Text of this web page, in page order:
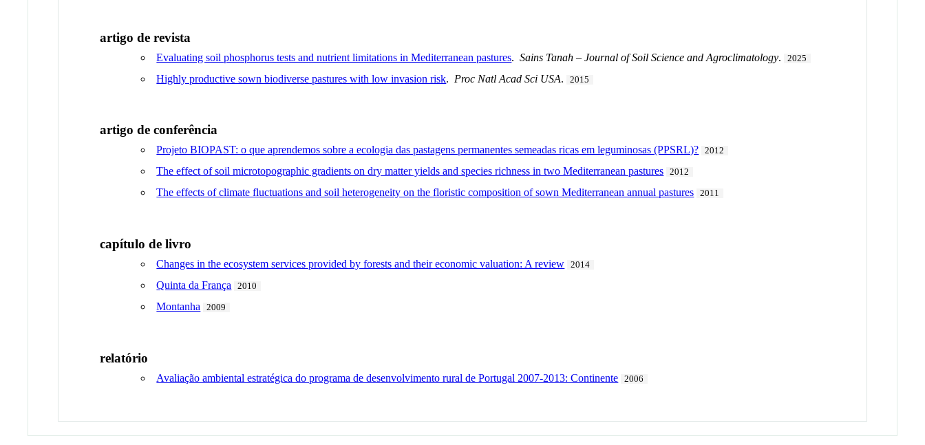
artigo de revista
Evaluating soil phosphorus tests and nutrient limitations in Mediterranean pastures.Sains Tanah – Journal of Soil Science and Agroclimatology. 2025
Highly productive sown biodiverse pastures with low invasion risk. Proc Natl Acad Sci USA. 2015
artigo de conferência
Projeto BIOPAST: o que aprendemos sobre a ecologia das pastagens permanentes semeadas ricas em leguminosas (PPSRL)? 2012
The effect of soil microtopographic gradients on dry matter yields and species richness in two Mediterranean pastures 2012
The effects of climate fluctuations and soil heterogeneity on the floristic composition of sown Mediterranean annual pastures 2011
capítulo de livro
Changes in the ecosystem services provided by forests and their economic valuation: A review 2014
Quinta da França 2010
Montanha 2009
relatório
Avaliação ambiental estratégica do programa de desenvolvimento rural de Portugal 2007-2013: Continente 2006